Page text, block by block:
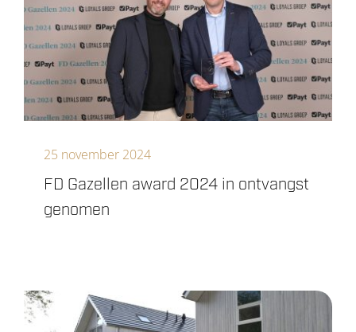
FD Gazellen award 2024 in ontvangst
genomen
25 november 2024